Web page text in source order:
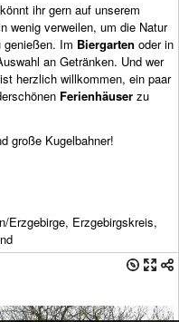
ihr gern auf unserem
wenig verweilen, um die Natur
Im Biergarten oder in
an Getränken. Und wer
herzlich willkommen, ein paar
Ferienhäuser zu
große Kugelbahner!
Erzgebirge, Erzgebirgskreis,